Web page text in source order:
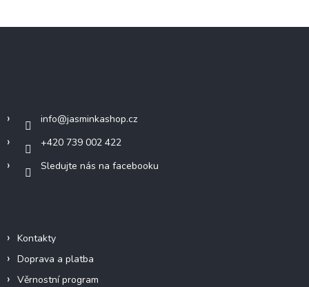
info@jasminkashop.cz
+420 739 002 422
Sledujte nás na facebooku
Kontakty
Doprava a platba
Věrnostní program